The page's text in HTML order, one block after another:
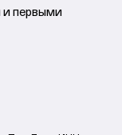
и первыми